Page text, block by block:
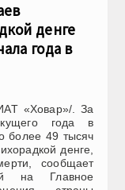
денге
года в
«Ховар»/. За
года в
более 49 тысяч
денге,
сообщает
на Главное